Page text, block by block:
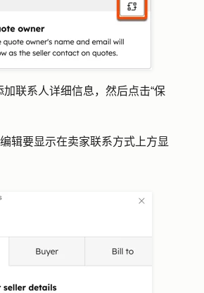
加联系人详细信息，然后点击“保
辑要显示在卖家联系方式上方显